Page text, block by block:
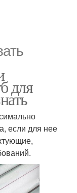
для
если для нее